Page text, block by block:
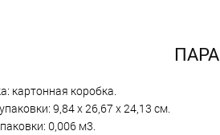
картонная коробка.
9,84 х 26,67 х 24,13 см.
0,006 м3.